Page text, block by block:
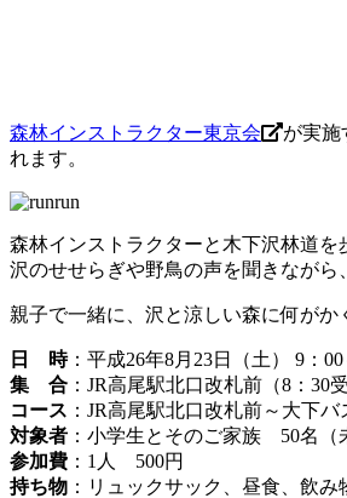
森林インストラクター東京会 が実施
れます。
森林インストラクターと木下沢林道を
沢のせせらぎや野鳥の声を聞きながら
親子で一緒に、沢と涼しい森に何が
日 時：平成26年8月23日（土） 9：
集 合 ：JR高尾駅北口改札前（8：30
コース ：JR高尾駅北口改札前～大下
対象者 ：小学生とそのご家族 50名（
参加費 ：1人 500円
持ち物 ：リュックサック、昼食、飲